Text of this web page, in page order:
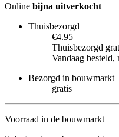
Online bijna uitverkocht
Thuisbezorgd
€4.95
Thuisbezorgd
Vandaag besteld,
Bezorgd in bouwmarkt
gratis
Voorraad in de bouwmarkt